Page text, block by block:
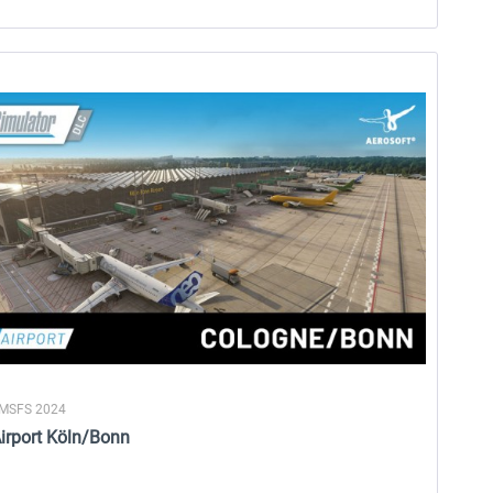
24,95 € * 19,95 € *
2024
Köln/Bonn